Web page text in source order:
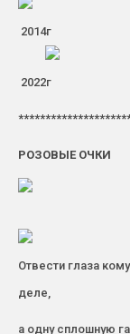
2014г
2022г
РОЗОВЫЕ ОЧКИ
Отвести глаза
деле,
а одну сплошную